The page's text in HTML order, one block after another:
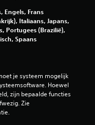
r
u
i
Engels, Frans
Italiaans, Japans,
Portugees (Brazilië),
Spaans
je systeem mogelijk
Hoewel
zijn bepaalde functies
Zie